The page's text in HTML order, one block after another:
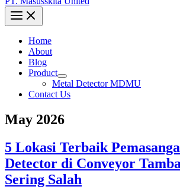
Home
About
Blog
Product
Metal Detector MDMU
Contact Us
May 2026
5 Lokasi Terbaik
Detector di Conveyor
Sering Salah